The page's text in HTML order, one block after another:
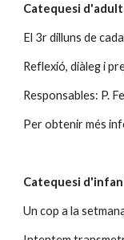
Catequesi
El 3r dilluns de
Reflexió, diàleg i
Responsables: P.
Per obtenir més
Catequesi
Un cop a la